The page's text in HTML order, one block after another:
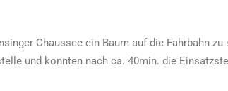
Chaussee ein Baum auf die Fahrbahn zu
und konnten nach ca. 40min. die